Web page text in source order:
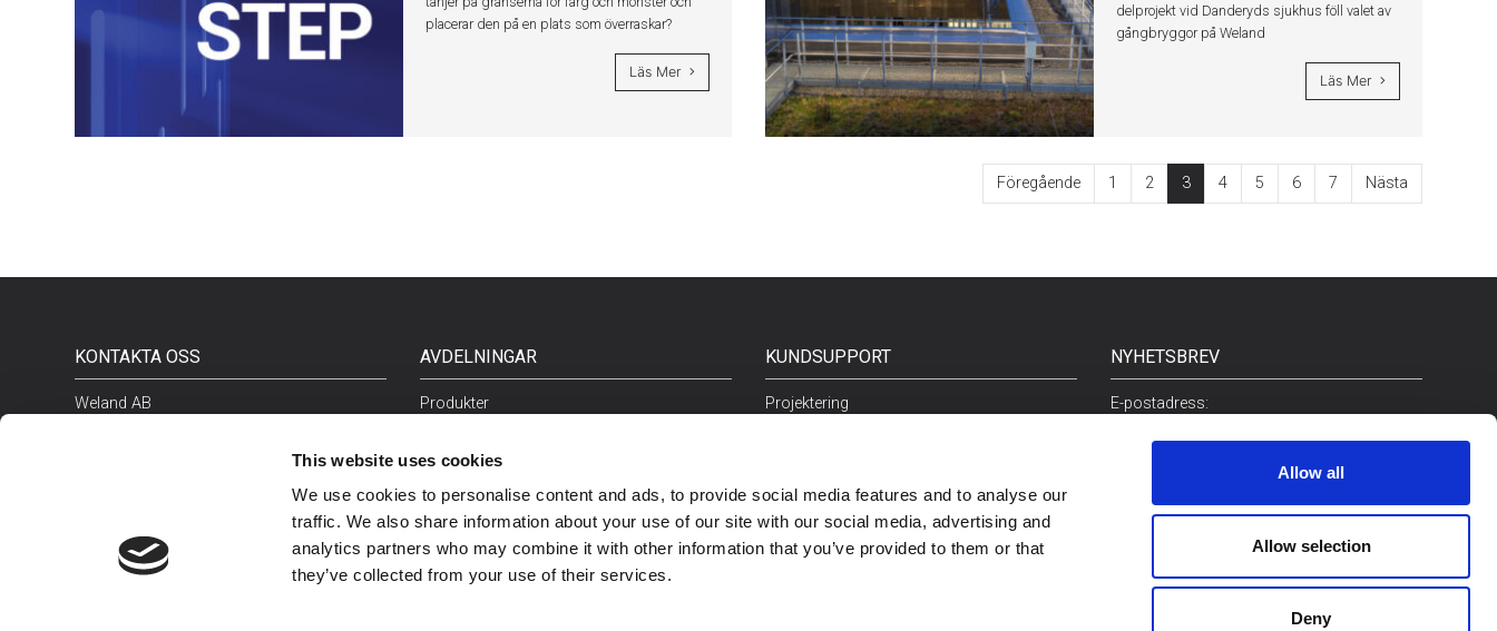
This website uses cookies
We use cookies to personalise content and ads, to provide social media features and to analyse our
traffic. We also share information about your use of our site with our social media, advertising and
analytics partners who may combine it with other information that you’ve provided to them or that
they’ve collected from your use of their services.
Allow all
Allow selection
Deny
placerar den på en plats som överraskar?
Läs Mer
delprojekt vid Danderyds sjukhus föll valet av
gångbryggor på Weland
Läs Mer
Föregående 1 2 3 4 5 6 7 Nästa
KONTAKTA OSS
Weland AB
E-post:info@weland.se
AVDELNINGAR
Produkter
KUNDSUPPORT
Projektering
NYHETSBREV
E-postadress: